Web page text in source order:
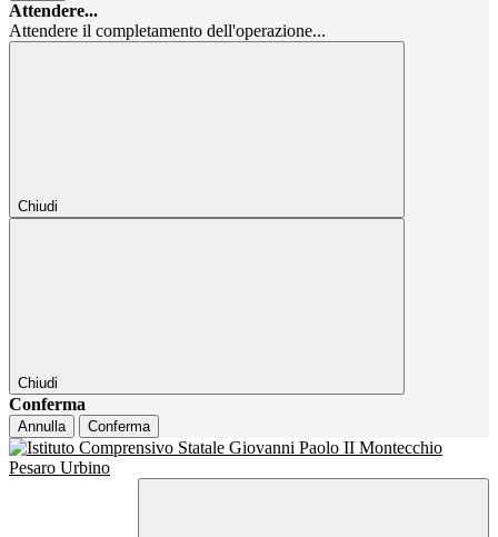
Attendere...
Attendere il completamento dell'operazione...
Chiudi
Chiudi
Conferma
Annulla Conferma